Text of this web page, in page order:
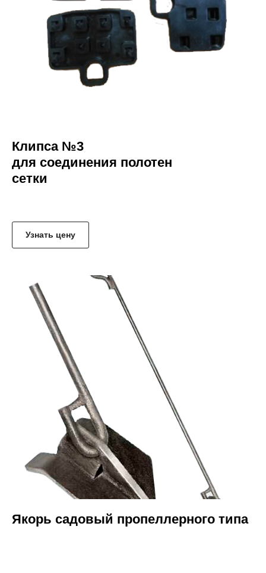
Клипса №3
для соединения полотен
сетки
Узнать цену
Якорь садовый пропеллерного типа